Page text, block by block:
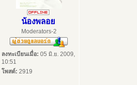
น้องพลอย
Moderators-2
ลงทะเบียนเมื่อ: 05 มิ.ย. 2009,
10:51
โพสต์: 2919